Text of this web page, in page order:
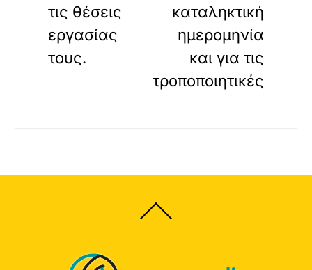
τις θέσεις
εργασίας
τους.
καταληκτική
ημερομηνία
και για τις
τροποποιητικές
Back
To